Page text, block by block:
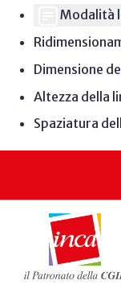
Modalità
Dimensione
Altezza della
Spaziatura